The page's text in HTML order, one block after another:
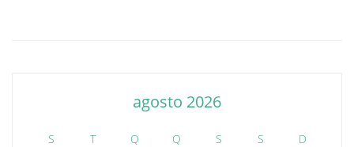
agosto 2026
S T Q Q S S D